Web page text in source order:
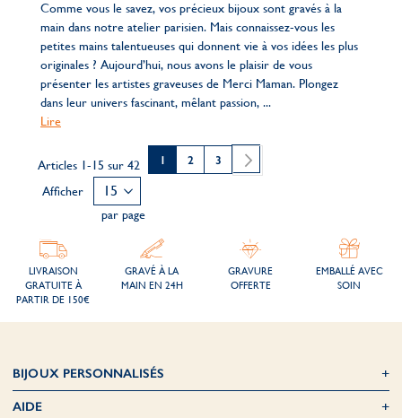
Comme vous le savez, vos précieux bijoux sont gravés à la
main dans notre atelier parisien. Mais connaissez-vous les
petites mains talentueuses qui donnent vie à vos idées les plus
originales ? Aujourd’hui, nous avons le plaisir de vous
présenter les artistes graveuses de Merci Maman. Plongez
dans leur univers fascinant, mêlant passion, ...
Lire
Articles 1-15 sur 42
PageVous lisez actuellement la page
1 Page
2 Page
3
Afficher
par page
LIVRAISON
GRATUITE À
PARTIR DE 150€
GRAVÉ À LA
MAIN EN 24H
GRAVURE
OFFERTE
EMBALLÉ AVEC
SOIN
BIJOUX PERSONNALISÉS
AIDE